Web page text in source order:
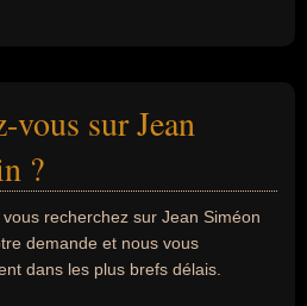
vous sur Jean
?
recherchez sur Jean Siméon
demande et nous vous
dans les plus brefs délais.